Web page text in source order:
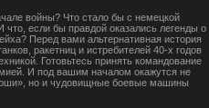
войны? Что стало бы с немецкой
если бы правдой оказались легенды о
Перед вами альтернативная история
ракетниц и истребителей 40-х годов
Готовьтесь принять командование
И под вашим началом окажутся не
но и чудовищные боевые машины